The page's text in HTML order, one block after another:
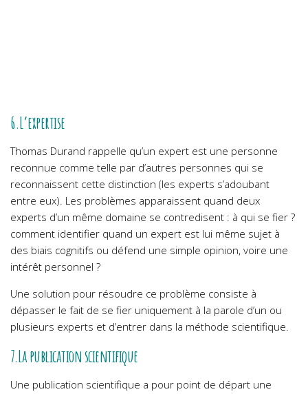
6.L’expertise
Thomas Durand rappelle qu’un expert est une personne
reconnue comme telle par d’autres personnes qui se
reconnaissent cette distinction (les experts s’adoubant
entre eux). Les problèmes apparaissent quand deux
experts d’un même domaine se contredisent : à qui se fier ?
comment identifier quand un expert est lui même sujet à
des biais cognitifs ou défend une simple opinion, voire une
intérêt personnel ?
Une solution pour résoudre ce problème consiste à
dépasser le fait de se fier uniquement à la parole d’un ou
plusieurs experts et d’entrer dans la méthode scientifique.
7.La publication scientifique
Une publication scientifique a pour point de départ une